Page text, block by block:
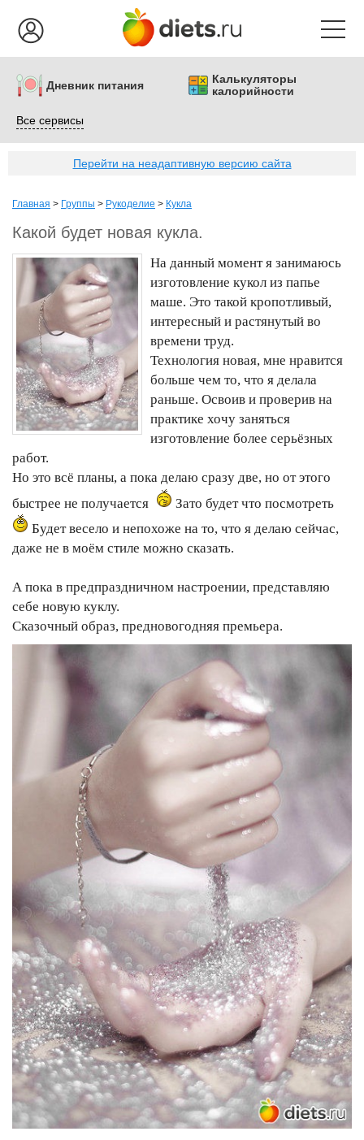
Дневник питания
Калькуляторы
калорийности
Все сервисы
Перейти на неадаптивную версию сайта
Главная > Группы > Рукоделие > Кукла
Какой будет новая кукла.
На данный момент я занимаюсь
изготовление кукол из папье
маше. Это такой кропотливый,
интересный и растянутый во
времени труд.
Технология новая, мне нравится
больше чем то, что я делала
раньше. Освоив и проверив на
практике хочу заняться
изготовление более серьёзных
работ.
Но это всё планы, а пока делаю сразу две, но от этого
быстрее не получается
Зато будет что посмотреть
Будет весело и непохоже на то, что я делаю сейчас,
даже не в моём стиле можно сказать.
А пока в предпраздничном настроении, представляю
себе новую куклу.
Сказочный образ, предновогодняя премьера.